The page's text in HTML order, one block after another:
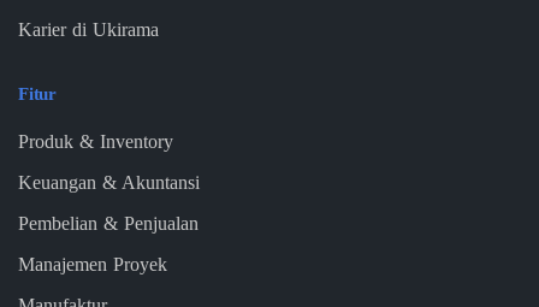
Karier di Ukirama
Fitur
Produk & Inventory
Keuangan & Akuntansi
Pembelian & Penjualan
Manajemen Proyek